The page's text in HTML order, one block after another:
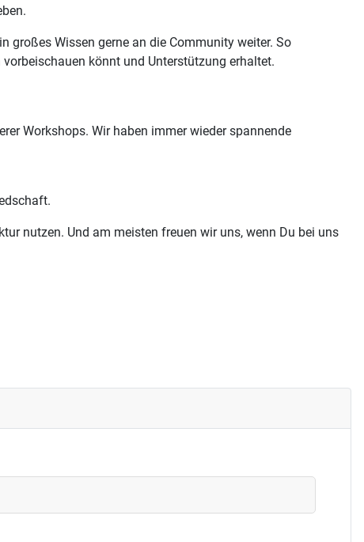
großes Wissen gerne an die Community weiter. So
könnt und Unterstützung erhaltet.
Workshops. Wir haben immer wieder spannende
nutzen. Und am meisten freuen wir uns, wenn Du bei uns